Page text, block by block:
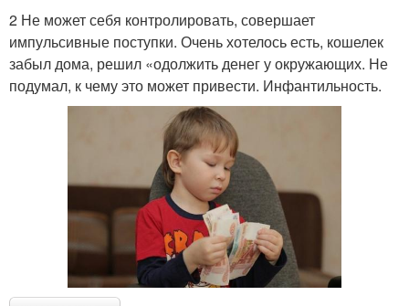
2 Не может себя контролировать, совершает
импульсивные поступки. Очень хотелось есть, кошелек
забыл дома, решил «одолжить денег у окружающих. Не
подумал, к чему это может привести. Инфантильность.